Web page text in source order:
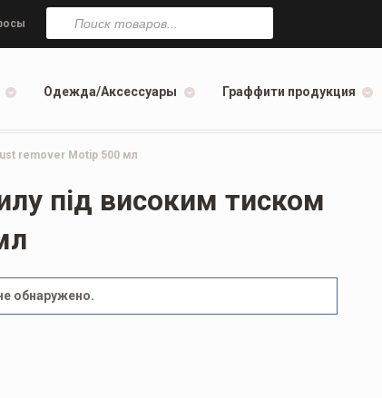
Поиск
товаров
Одежда/Аксессуары Граффити продукция
remover Motip 500 мл
під високим тиском
обнаружено.